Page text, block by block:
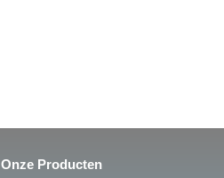
Onze Producten